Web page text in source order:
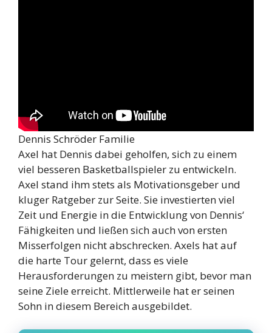
Dennis Schröder Familie
Axel hat Dennis dabei geholfen, sich zu einem
viel besseren Basketballspieler zu entwickeln.
Axel stand ihm stets als Motivationsgeber und
kluger Ratgeber zur Seite. Sie investierten viel
Zeit und Energie in die Entwicklung von Dennis‘
Fähigkeiten und ließen sich auch von ersten
Misserfolgen nicht abschrecken. Axels hat auf
die harte Tour gelernt, dass es viele
Herausforderungen zu meistern gibt, bevor man
seine Ziele erreicht. Mittlerweile hat er seinen
Sohn in diesem Bereich ausgebildet.